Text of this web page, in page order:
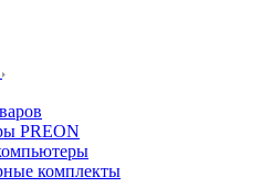
PREON
комплекты